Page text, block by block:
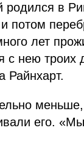
родился в
потом
лет
с нею троих
Райнхарт.
его.